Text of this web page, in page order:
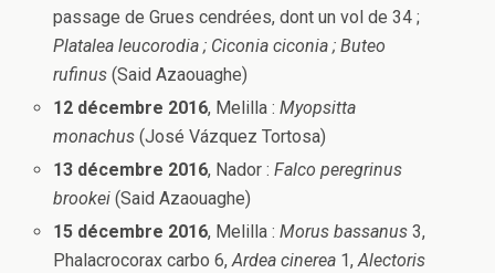
passage de Grues cendrées, dont un vol de 34 ;
Platalea leucorodia ; Ciconia ciconia ; Buteo
rufinus (Said Azaouaghe)
12 décembre 2016, Melilla :Myopsitta
monachus (José Vázquez Tortosa)
13 décembre 2016, Nador :Falco peregrinus
brookei (Said Azaouaghe)
15 décembre 2016, Melilla : Morus bassanus 3,
Phalacrocorax carbo 6,Ardea cinerea 1,Alectoris